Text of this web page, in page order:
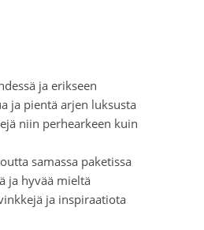
ja erikseen
ja pientä arjen luksusta
niin perhearkeen kuin
samassa paketissa
ja hyvää mieltä
ja inspiraatiota